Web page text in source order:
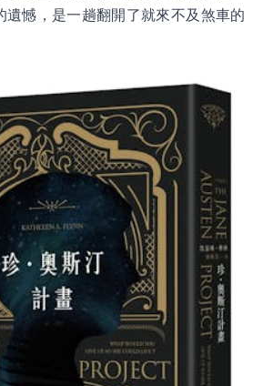
遺憾，是一趟翻開了就來不及煞車的